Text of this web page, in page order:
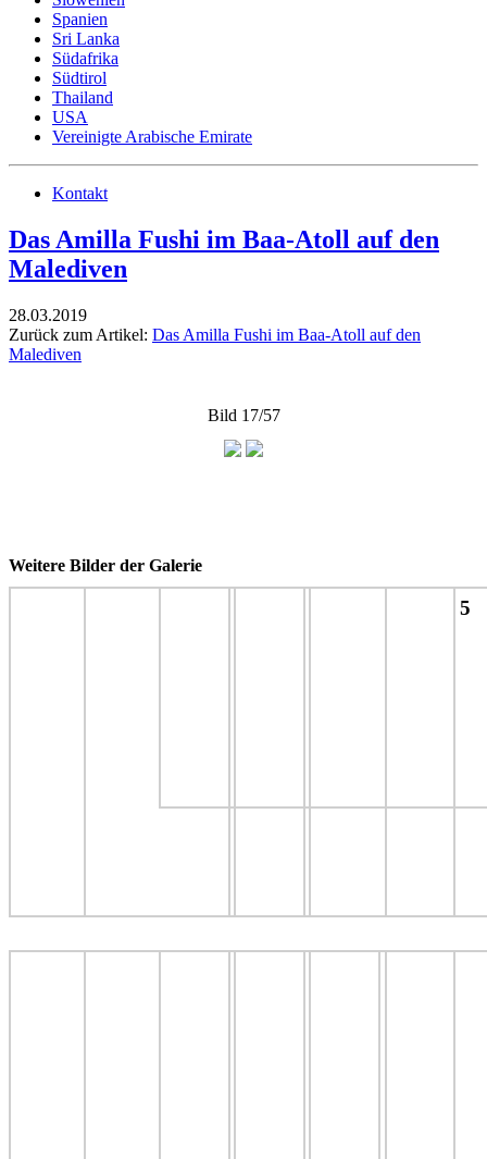
Spanien
Sri Lanka
Südafrika
Südtirol
Thailand
USA
Vereinigte Arabische Emirate
Kontakt
Das Amilla Fushi im Baa-Atoll auf den
Malediven
28.03.2019
Zurück zum Artikel: Das Amilla Fushi im Baa-Atoll auf den
Malediven
Bild 17/57
Weitere Bilder der Galerie
5